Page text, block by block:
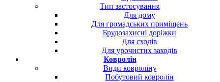
Тип застосування
Для дому
Для громадських приміщень
Брудозахисні доріжки
Для сходів
Для урочистих заходів
Ковролін
Види ковроліну
Побутовий ковролін